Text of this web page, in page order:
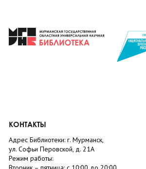
КОНТАКТЫ
Адрес Библиотеки: г. Мурманск,
ул. Софьи Перовской, д. 21А
Режим работы: